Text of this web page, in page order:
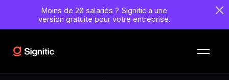
Moins de 20 salariés ? Signitic a une
version gratuite pour votre entreprise.